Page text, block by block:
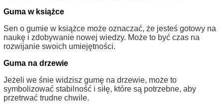
Guma w książce
Sen o gumie w książce może oznaczać, że jesteś gotowy na
naukę i zdobywanie nowej wiedzy. Może to być czas na
rozwijanie swoich umiejętności.
Guma na drzewie
Jeżeli we śnie widzisz gumę na drzewie, może to
symbolizować stabilność i siłę, które są potrzebne, aby
przetrwać trudne chwile.